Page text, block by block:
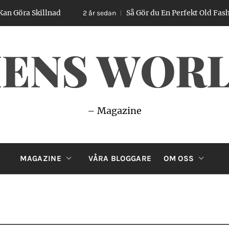
Skillnad 2 år sedan Så Gör du En Perfekt Old
– Magazine
MAGAZINE VÅRA BLOGGARE OM OSS